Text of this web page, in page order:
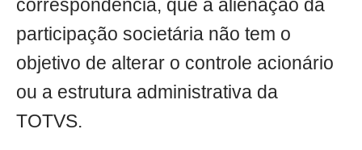
correspondência, que a alienação da
participação societária não tem o
objetivo de alterar o controle acionário
ou a estrutura administrativa da
TOTVS.